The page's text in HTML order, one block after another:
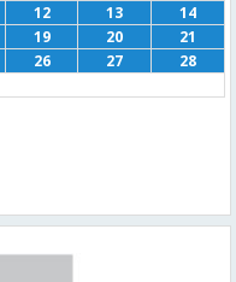
12 13
14
19 20
21
26 27
28